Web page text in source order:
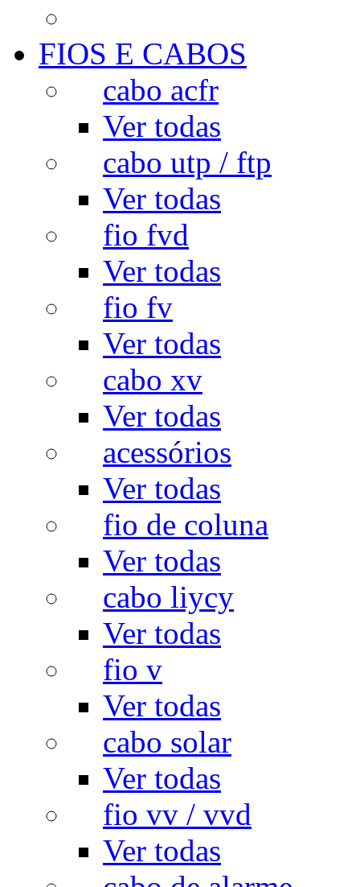
FIOS E CABOS
cabo acfr
Ver todas
cabo utp / ftp
Ver todas
fio fvd
Ver todas
fio fv
Ver todas
cabo xv
Ver todas
acessórios
Ver todas
fio de coluna
Ver todas
cabo liycy
Ver todas
fio v
Ver todas
cabo solar
Ver todas
fio vv / vvd
Ver todas